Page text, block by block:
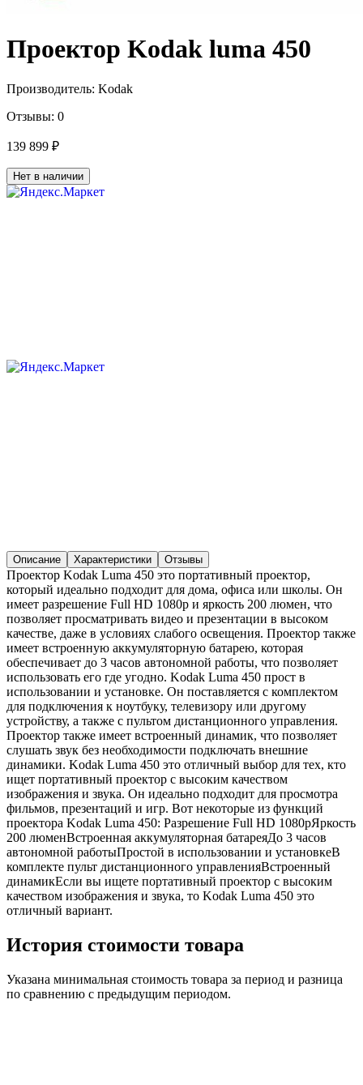
Проектор Kodak luma 450
Производитель: Kodak
Отзывы: 0
139 899 ₽
Нет в наличии
Описание Характеристики Отзывы
Проектор Kodak Luma 450 это портативный проектор,
который идеально подходит для дома, офиса или школы. Он
имеет разрешение Full HD 1080p и яркость 200 люмен, что
позволяет просматривать видео и презентации в высоком
качестве, даже в условиях слабого освещения. Проектор также
имеет встроенную аккумуляторную батарею, которая
обеспечивает до 3 часов автономной работы, что позволяет
использовать его где угодно. Kodak Luma 450 прост в
использовании и установке. Он поставляется с комплектом
для подключения к ноутбуку, телевизору или другому
устройству, а также с пультом дистанционного управления.
Проектор также имеет встроенный динамик, что позволяет
слушать звук без необходимости подключать внешние
динамики. Kodak Luma 450 это отличный выбор для тех, кто
ищет портативный проектор с высоким качеством
изображения и звука. Он идеально подходит для просмотра
фильмов, презентаций и игр. Вот некоторые из функций
проектора Kodak Luma 450: Разрешение Full HD 1080pЯркость
200 люменВстроенная аккумуляторная батареяДо 3 часов
автономной работыПростой в использовании и установкеВ
комплекте пульт дистанционного управленияВстроенный
динамикЕсли вы ищете портативный проектор с высоким
качеством изображения и звука, то Kodak Luma 450 это
отличный вариант.
История стоимости товара
Указана минимальная стоимость товара за период и разница
по сравнению с предыдущим периодом.